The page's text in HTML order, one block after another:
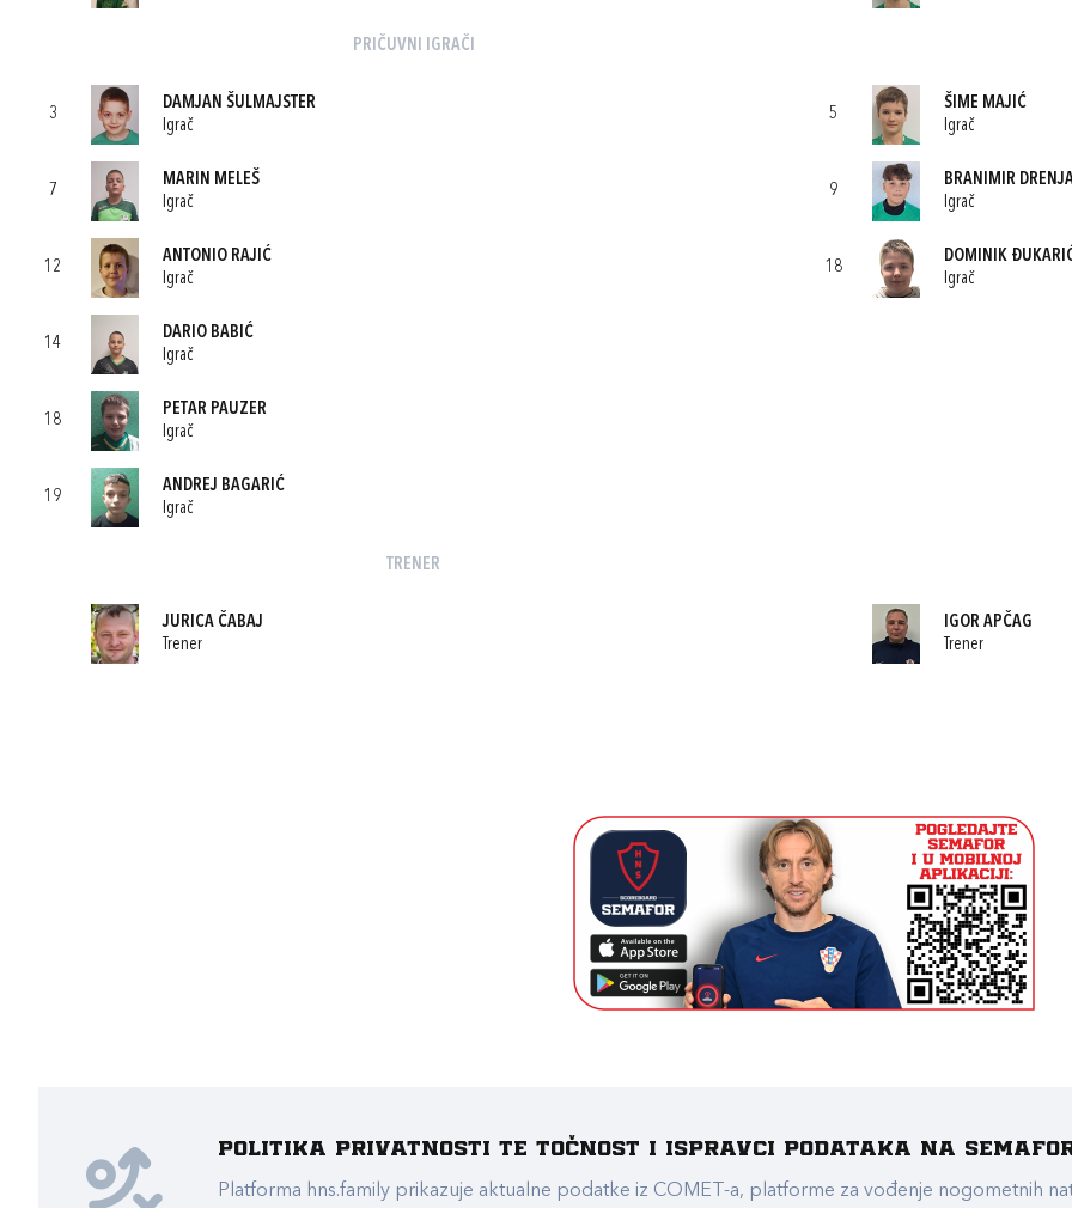
PRIČUVNI IGRAČI
3
DAMJAN ŠULMAJSTER
Igrač
7
MARIN MELEŠ
Igrač
12
ANTONIO RAJIĆ
Igrač
14
DARIO BABIĆ
Igrač
18
PETAR PAUZER
Igrač
19
ANDREJ BAGARIĆ
Igrač
TRENER
JURICA ČABAJ
Trener
5
ŠIME MAJIĆ
Igrač
9
BRANIMIR
Igrač
18
DOMINIK
Igrač
IGOR APČAG
Trener
Politika privatnosti te točnost i ispravci podataka na
Platforma hns.family prikazuje aktualne podatke iz COMET-a, platforme za vođenje nogometnih